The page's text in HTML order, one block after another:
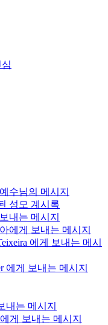
수님의 메시지
성모 계시록
내는 메시지
에게 보내는 메시지
에게 보내는 메시
에게 보내는 메시지
내는 메시지
게 보내는 메시지